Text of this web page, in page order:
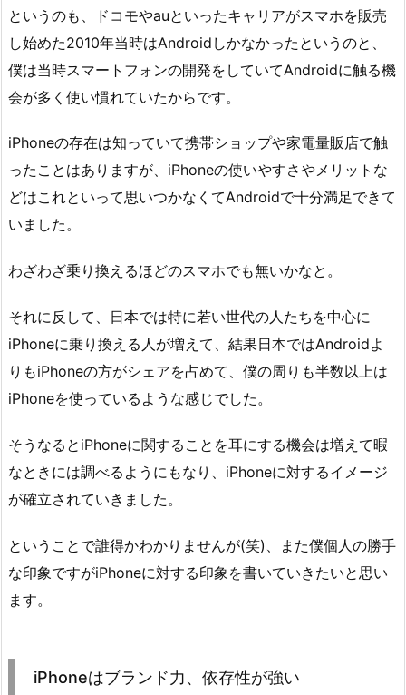
というのも、ドコモやauといったキャリアがスマホを販売
し始めた2010年当時はAndroidしかなかったというのと、
僕は当時スマートフォンの開発をしていてAndroidに触る機
会が多く使い慣れていたからです。
iPhoneの存在は知っていて携帯ショップや家電量販店で触
ったことはありますが、iPhoneの使いやすさやメリットな
どはこれといって思いつかなくてAndroidで十分満足できて
いました。
わざわざ乗り換えるほどのスマホでも無いかなと。
それに反して、日本では特に若い世代の人たちを中心に
iPhoneに乗り換える人が増えて、結果日本ではAndroidよ
りもiPhoneの方がシェアを占めて、僕の周りも半数以上は
iPhoneを使っているような感じでした。
そうなるとiPhoneに関することを耳にする機会は増えて暇
なときには調べるようにもなり、iPhoneに対するイメージ
が確立されていきました。
ということで誰得かわかりませんが(笑)、また僕個人の勝手
な印象ですがiPhoneに対する印象を書いていきたいと思い
ます。
iPhoneはブランド力、依存性が強い